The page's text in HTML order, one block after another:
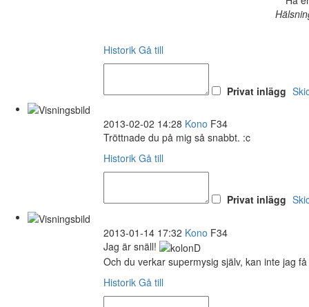
Historik Gå till
Privat inlägg
2013-02-02 14:28 Kono F34
Tröttnade du på mig så snabbt. :c
Historik Gå till
Privat inlägg
2013-01-14 17:32 Kono F34
Jag är snäll!
Och du verkar supermysig själv, kan inte jag
Historik Gå till